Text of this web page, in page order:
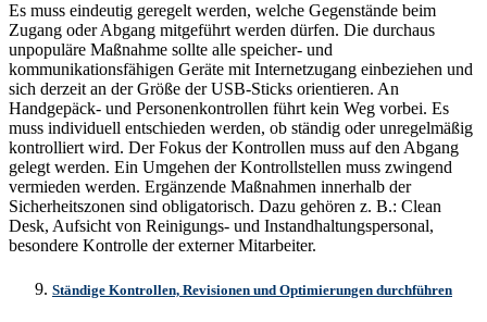
Es muss eindeutig geregelt werden, welche Gegenstände beim
Zugang oder Abgang mitgeführt werden dürfen. Die durchaus
unpopuläre Maßnahme sollte alle speicher- und
kommunikationsfähigen Geräte mit Internetzugang einbeziehen und
sich derzeit an der Größe der USB-Sticks orientieren. An
Handgepäck- und Personenkontrollen führt kein Weg vorbei. Es
muss individuell entschieden werden, ob ständig oder unregelmäßig
kontrolliert wird. Der Fokus der Kontrollen muss auf den Abgang
gelegt werden. Ein Umgehen der Kontrollstellen muss zwingend
vermieden werden. Ergänzende Maßnahmen innerhalb der
Sicherheitszonen sind obligatorisch. Dazu gehören z. B.: Clean
Desk, Aufsicht von Reinigungs- und Instandhaltungspersonal,
besondere Kontrolle der externer Mitarbeiter.
Ständige Kontrollen, Revisionen und Optimierungen durchführen